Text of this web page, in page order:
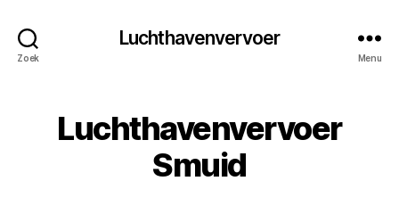
Zoek
Luchthavenvervoer
Menu
Luchthavenvervoer
Smuid